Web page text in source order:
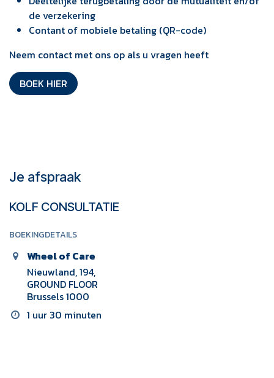
de verzekering
Contant of mobiele betaling (QR-code)
Neem contact met ons op als u vragen heeft
BOEK HIER
Je afspraak
KOLF CONSULTATIE
BOEKINGDETAILS
Wheel of Care
Nieuwland, 194,
GROUND FLOOR
Brussels 1000
1 uur 30 minuten